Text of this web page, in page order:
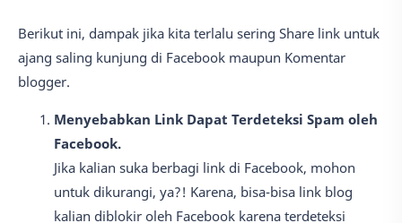
Berikut ini, dampak jika kita terlalu sering Share link untuk
ajang saling kunjung di Facebook maupun Komentar
blogger.
Menyebabkan Link Dapat Terdeteksi Spam oleh
Facebook.
Jika kalian suka berbagi link di Facebook, mohon
untuk dikurangi, ya?! Karena, bisa-bisa link blog
kalian diblokir oleh Facebook karena terdeteksi